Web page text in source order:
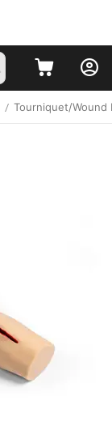
/ Tourniquet/Wound